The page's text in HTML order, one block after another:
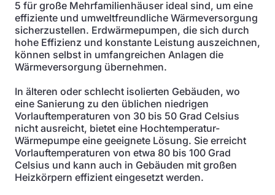
5 für große Mehrfamilienhäuser ideal sind, um eine
effiziente und umweltfreundliche Wärmeversorgung
sicherzustellen. Erdwärmepumpen, die sich durch
hohe Effizienz und konstante Leistung auszeichnen,
können selbst in umfangreichen Anlagen die
Wärmeversorgung übernehmen.
In älteren oder schlecht isolierten Gebäuden, wo
eine Sanierung zu den üblichen niedrigen
Vorlauftemperaturen von 30 bis 50 Grad Celsius
nicht ausreicht, bietet eine Hochtemperatur-
Wärmepumpe eine geeignete Lösung. Sie erreicht
Vorlauftemperaturen von etwa 80 bis 100 Grad
Celsius und kann auch in Gebäuden mit großen
Heizkörpern effizient eingesetzt werden.